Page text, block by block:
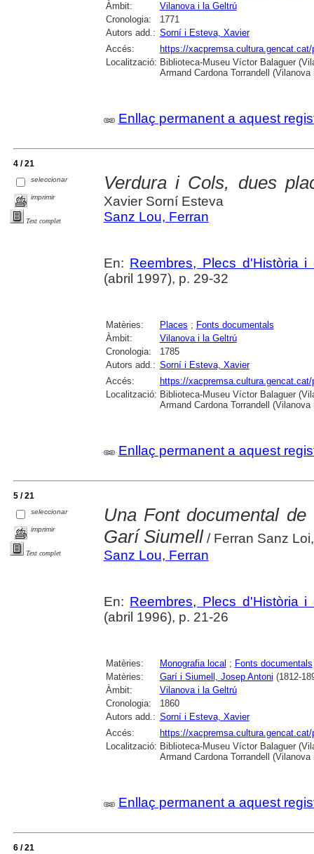
Àmbit:
Vilanova i la Geltrú
Cronologia:
1771
Autors add.: Sorní i Esteva, Xavier
Accés:
https://
Localització: Biblioteca-Museu Víctor Balaguer
Armand Cardona Torrandell (Vilanova
Enllaç permanent a aquest
4 / 21
seleccionar
imprimir
Text complet
Verdura i Cols, dues
Xavier Sorní Esteva
Sanz Lou, Ferran
En: Reembres, Plecs d'Història i
(abril 1997), p. 29-32
Matèries: Places ; Fonts documentals
Àmbit:
Vilanova i la Geltrú
Cronologia:
1785
Autors add.: Sorní i Esteva, Xavier
Accés:
https://
Localització: Biblioteca-Museu Víctor Balaguer
Armand Cardona Torrandell (Vilanova
Enllaç permanent a aquest
5 / 21
seleccionar
imprimir
Text complet
Una Font documental
Garí Siumell/ Ferran Sanz
Sanz Lou, Ferran
En: Reembres, Plecs d'Història i
(abril 1996), p. 21-26
Matèries: Monografia local ; Fonts documentals
Matèries:
Garí i Siumell, Josep Antoni (1812-
Àmbit:
Vilanova i la Geltrú
Cronologia:
1860
Autors add.: Sorní i Esteva, Xavier
Accés:
https://
Localització: Biblioteca-Museu Víctor Balaguer
Armand Cardona Torrandell (Vilanova
Enllaç permanent a aquest
6 / 21